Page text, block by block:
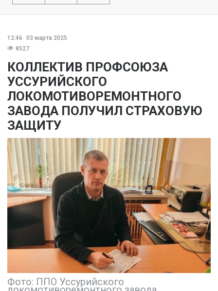
12:46
03 марта 2025
8527
КОЛЛЕКТИВ ПРОФСОЮЗА
УССУРИЙСКОГО
ЛОКОМОТИВОРЕМОНТНОГО
ЗАВОДА ПОЛУЧИЛ СТРАХОВУЮ
ЗАЩИТУ
Фото: ППО Уссурийского